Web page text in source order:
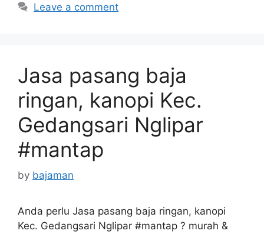
Leave a comment
Jasa pasang baja
ringan, kanopi Kec.
Gedangsari Nglipar
#mantap
by bajaman
Anda perlu Jasa pasang baja ringan, kanopi
Kec. Gedangsari Nglipar #mantap ? murah &